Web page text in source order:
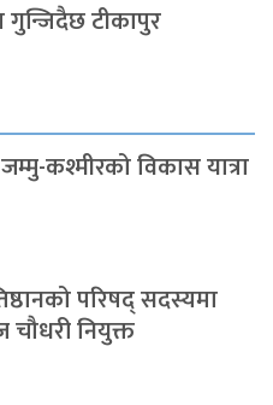
टीकापुर
कश्मीरको विकास यात्रा
परिषद् सदस्यमा
चौधरी नियुक्त